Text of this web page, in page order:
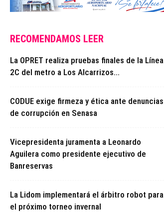
RECOMENDAMOS LEER
La OPRET realiza pruebas finales de la Línea
2C del metro a Los Alcarrizos...
CODUE exige firmeza y ética ante denuncias
de corrupción en Senasa
Vicepresidenta juramenta a Leonardo
Aguilera como presidente ejecutivo de
Banreservas
La Lidom implementará el árbitro robot para
el próximo torneo invernal